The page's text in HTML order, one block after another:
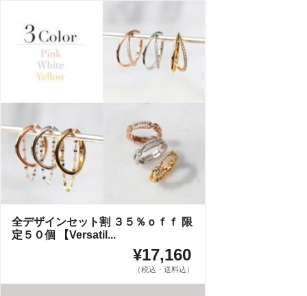
全デザインセット割 ３５％ｏｆｆ 限
定５０個 【Versatil...
¥17,160
（税込・送料込）